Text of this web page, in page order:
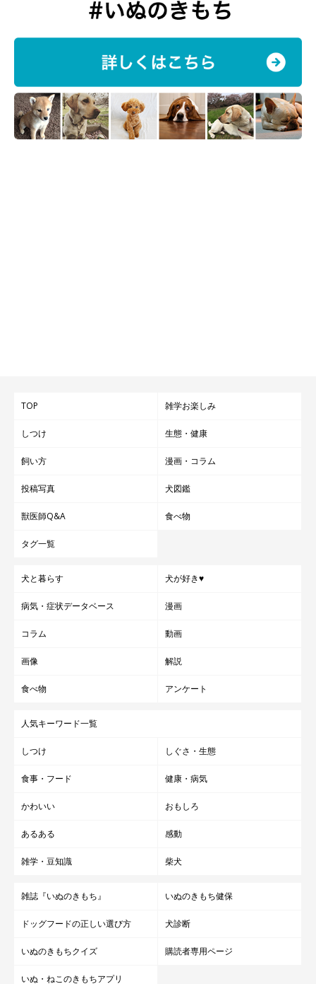
④飼い主さんが風邪をひかないように
掛布団の上に愛犬が寝た場合、たとえば体重10kgのコが熟睡す
ると、重くてとても掛布団が引き上げられません。
飼い主さんが風邪をひかないように、あらかじめ掛布団を上のほ
う（枕側）にセットしておく
ことをおすすめします。
は、飼い主さんも撫でてあげたり愛情を伝えてあげましょうね♪
TOP 雑学お楽しみ
しつけ 生態・健康
飼い方 漫画・コラム
投稿写真 犬図鑑
獣医師Q&A 食べ物
タグ一覧
犬と暮らす 犬が好き♥
病気・症状データベース 漫画
コラム 動画
画像 解説
食べ物 アンケート
人気キーワード一覧
しつけ しぐさ・生態
食事・フード 健康・病気
かわいい おもしろ
あるある 感動
雑学・豆知識 柴犬
雑誌『いぬのきもち』 いぬのきもち健保
ドッグフードの正しい選び方 犬診断
いぬのきもちクイズ 購読者専用ページ
いぬ・ねこのきもちアプリ